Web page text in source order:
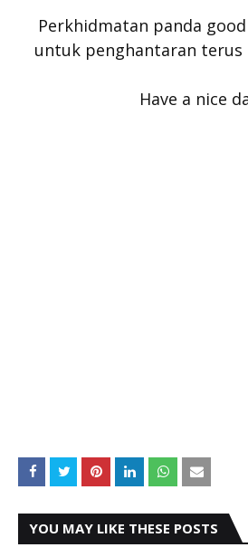
Perkhidmatan panda
untuk penghantaran terus
Have a nice
YOU MAY LIKE THESE POSTS